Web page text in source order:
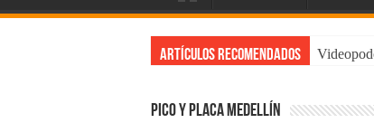
Artículos Recomendados
Pico y placa Medellín